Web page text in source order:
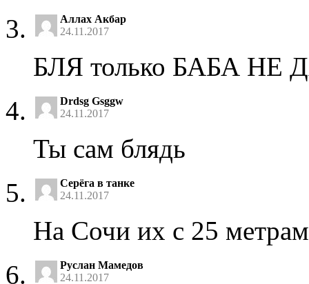
Аллах Акбар
24.11.2017
БЛЯ только БАБА НЕ
Drdsg Gsggw
24.11.2017
Ты сам блядь
Серёга в танке
24.11.2017
На Сочи их с 25
Руслан Мамедов
24.11.2017